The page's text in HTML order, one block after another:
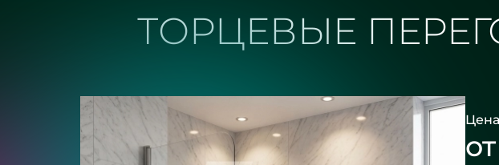
ТОРЦЕВЫЕ